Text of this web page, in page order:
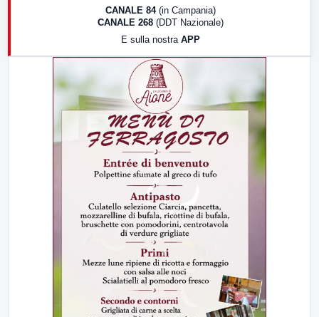
CANALE 84 (in Campania)
CANALE 268 (DDT Nazionale)
E sulla nostra APP